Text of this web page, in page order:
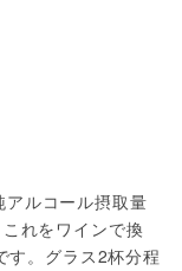
ルコール摂取量
れをワインで換
す。グラス2杯分程